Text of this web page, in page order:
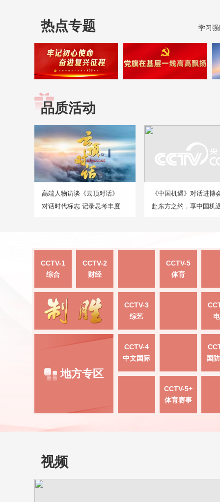
热点专题 学习
品质活动
高端人物访谈《云顶对话》
对话时代标志 记录思考丰度
《中国机遇》对话进博
赴东方之约，享中国机
CCTV-1
综合
CCTV-2
财经
CCTV-5
体育
CCTV-3
综艺
地方专区
CCTV-4
中文国际
国
CCTV-5+
体育赛事
视频